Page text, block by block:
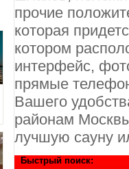
прочие
которая
котором
интерфейс,
прямые
Вашего
районам
лучшую сауну
Быстрый поиск: